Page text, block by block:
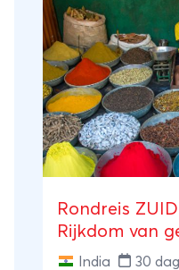
slaapt aan boord
rijstschip. Tijd om
Rondreis
Rijkdom van
India 30